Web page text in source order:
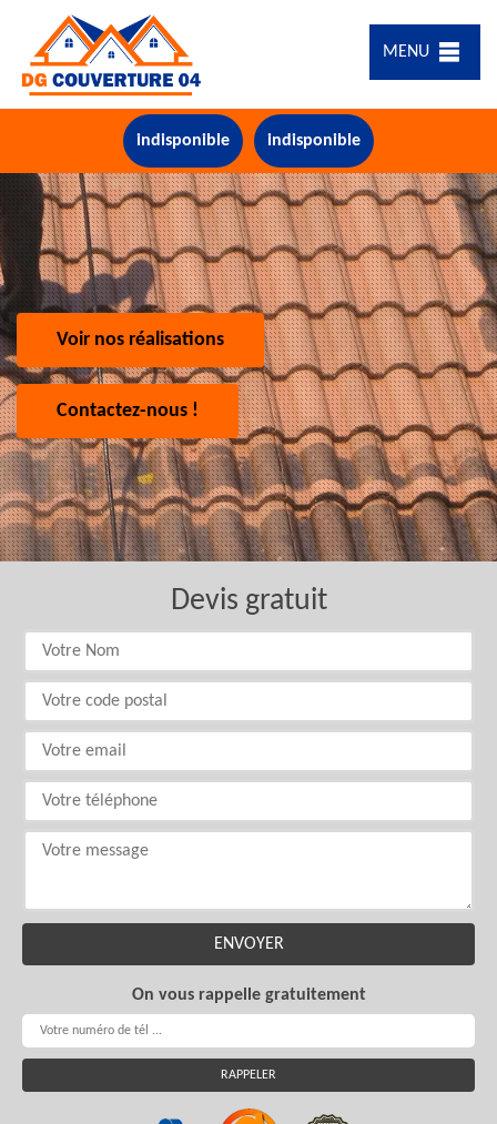
MENU
indisponible indisponible
Voir nos réalisations
Contactez-nous !
Devis gratuit
On vous rappelle gratuitement